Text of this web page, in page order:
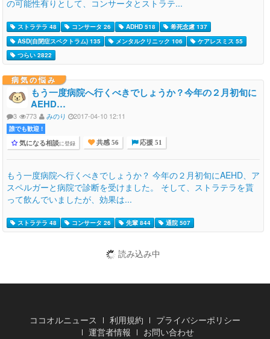
の可能性有りとして、コンサータとストラテ...
ストラテラ 48 コンサータ 26 ADHD 518
希死念慮 137
ASD(自閉症スペクトラム) 135
メンタルクリニック 106
ケアレスミス 55
つらい 2822
病気の悩み
もう一度病院へ行くべきでしょうか？今年の２月初旬に
AEHD…
3 773 みのり 2017-04-10 12:11
誰でも歓迎 !
気になる相談に登録 共感 56 応援 51
もう一度病院へ行くべきでしょうか？ 今年の２月初旬にAEHD、ア
スペルガーと病院で診断を受けました。 そして、ストラテラを貰
って飲んでいましたが、効果は...
ストラテラ 48 コンサータ 26 先輩 844 通院 507
読み込み中
ココオルニュース 利用規約
プライバシーポリシー
運営者情報
お問い合わせ